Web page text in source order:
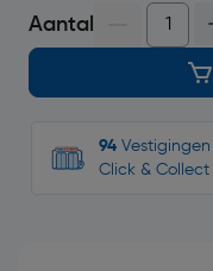
Aantal
94 Vestigingen
Click & Collect